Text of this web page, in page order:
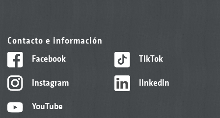
Contacto e información
Facebook
Instagram
YouTube
TikTok
linkedIn